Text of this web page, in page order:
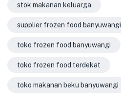
stok makanan keluarga
supplier frozen food banyuwangi
toko frozen food banyuwangi
toko frozen food terdekat
toko makanan beku banyuwangi